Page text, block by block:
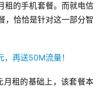
租的手机套餐。而就电信
，恰恰是针对这一部分智
租的基础上，该套餐本